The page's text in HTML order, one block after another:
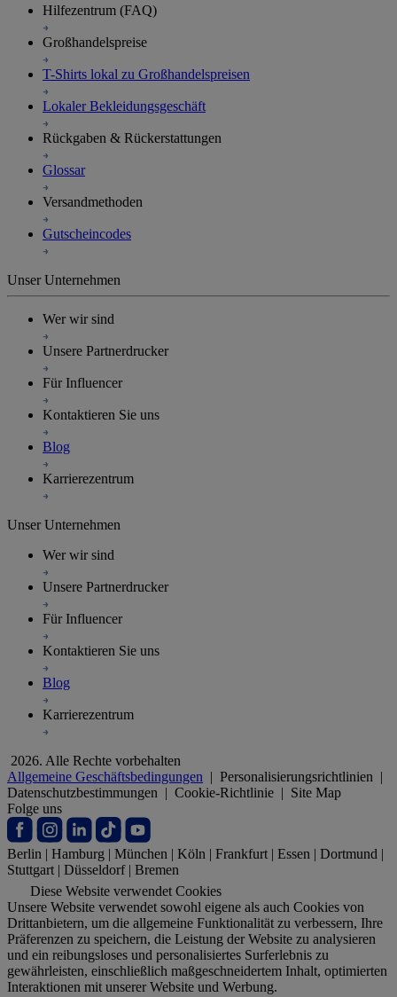
Hilfezentrum (FAQ)
Großhandelspreise
T-Shirts lokal zu Großhandelspreisen
Lokaler Bekleidungsgeschäft
Rückgaben & Rückerstattungen
Glossar
Versandmethoden
Gutscheincodes
Unser Unternehmen
Wer wir sind
Unsere Partnerdrucker
Für Influencer
Kontaktieren Sie uns
Blog
Karrierezentrum
Unser Unternehmen
Wer wir sind
Unsere Partnerdrucker
Für Influencer
Kontaktieren Sie uns
Blog
Karrierezentrum
2026. Alle Rechte vorbehalten
Allgemeine Geschäftsbedingungen
Personalisierungsrichtlinien
Datenschutzbestimmungen
Cookie-Richtlinie
Site Map
Folge uns
Berlin Hamburg München Köln Frankfurt| Essen Dortmund
Stuttgart| Düsseldorf| Bremen
Diese Website verwendet Cookies
Unsere Website verwendet sowohl eigene als auch Cookies von
Drittanbietern, um die allgemeine Funktionalität zu verbessern, Ihre
Präferenzen zu speichern, die Leistung der Website zu analysieren
und ein reibungsloses und personalisiertes Surferlebnis zu
gewährleisten, einschließlich maßgeschneidertem Inhalt, optimierten
Interaktionen mit unserer Website und Werbung.